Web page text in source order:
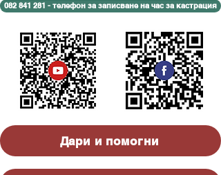
082 841 281 - телефон за записване на час за кастрация
Дари и помогни